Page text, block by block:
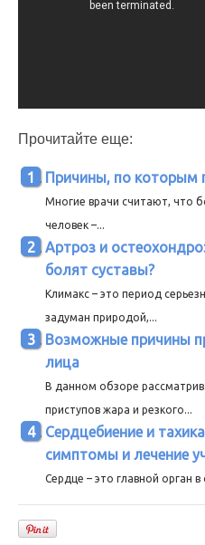
Прочитайте еще:
Причины, по которым
Многие врачи считают, что
человек –...
Артроз и
болят суставы?
Климакс – это период
задуман природой,...
Возможные причины
лица
В данном обзоре
приступов жара и резкого...
Сердцебиение и
симптомы и лечение
Сердце – это главной орган